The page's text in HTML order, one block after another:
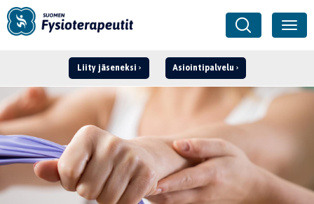
Liity jäseneksi Asiointipalvelu
Kirjaudu ›